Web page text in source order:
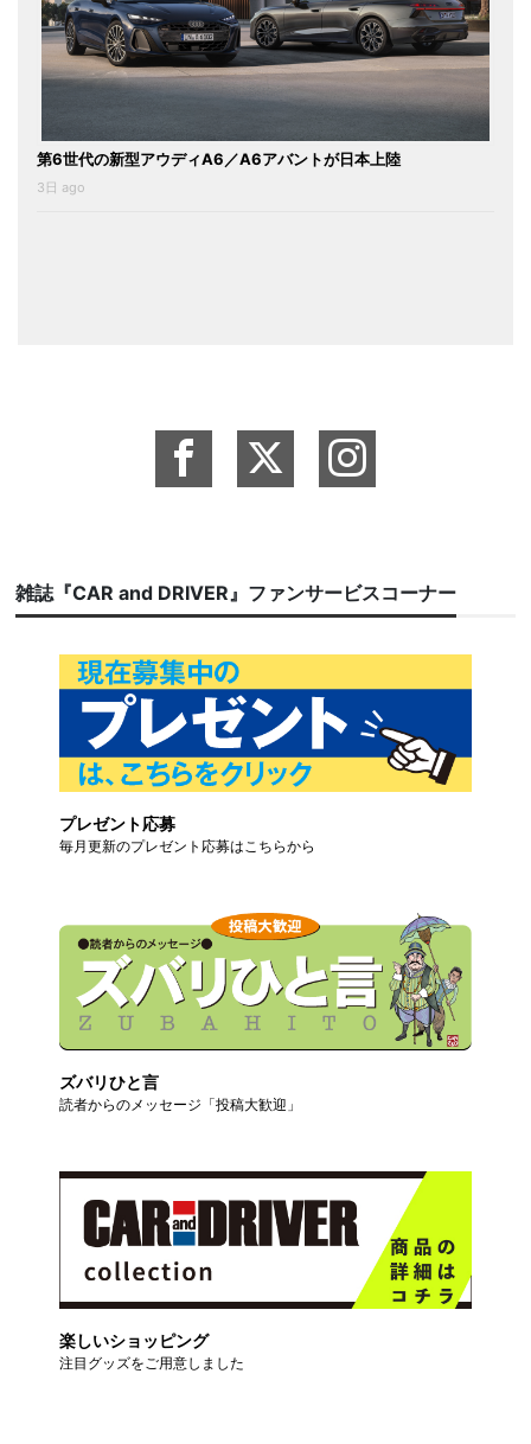
第6世代の新型アウディA6／A6アバントが日本上陸
3日 ago
雑誌『CAR and DRIVER』ファンサービスコーナー
プレゼント応募
毎月更新のプレゼント応募はこちらから
ズバリひと言
読者からのメッセージ「投稿大歓迎」
楽しいショッピング
注目グッズをご用意しました